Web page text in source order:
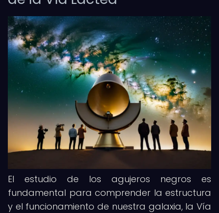
El estudio de los agujeros negros es
fundamental para comprender la estructura
y el funcionamiento de nuestra galaxia, la Vía